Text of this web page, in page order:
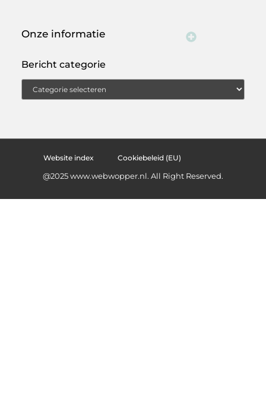
Onze informatie
Bericht categorie
Website index Cookiebeleid (EU)
@2025 www.webwopper.nl. All Right Reserved.